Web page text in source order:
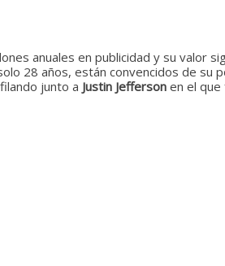
anuales en publicidad y su valor
28 años, están convencidos de su
junto a Justin Jefferson en el que